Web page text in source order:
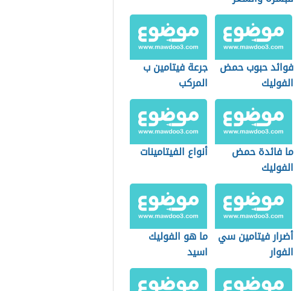
فوائد حبوب حمض
الفوليك
جرعة فيتامين ب
المركب
ما فائدة حمض
الفوليك
أنواع الفيتامينات
أضرار فيتامين سي
الفوار
ما هو الفوليك
اسيد